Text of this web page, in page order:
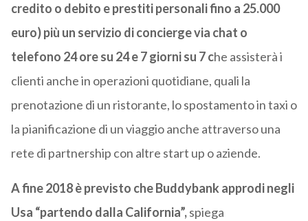
credito o debito e prestiti personali fino a 25.000
euro) più un servizio di concierge via chat o
telefono 24 ore su 24 e 7 giorni su 7 che assisterà i
clienti anche in operazioni quotidiane, quali la
prenotazione di un ristorante, lo spostamento in taxi o
la pianificazione di un viaggio anche attraverso una
rete di partnership con altre start up o aziende.
A fine 2018 è previsto che Buddybank approdi negli
Usa “partendo dalla California”,spiega